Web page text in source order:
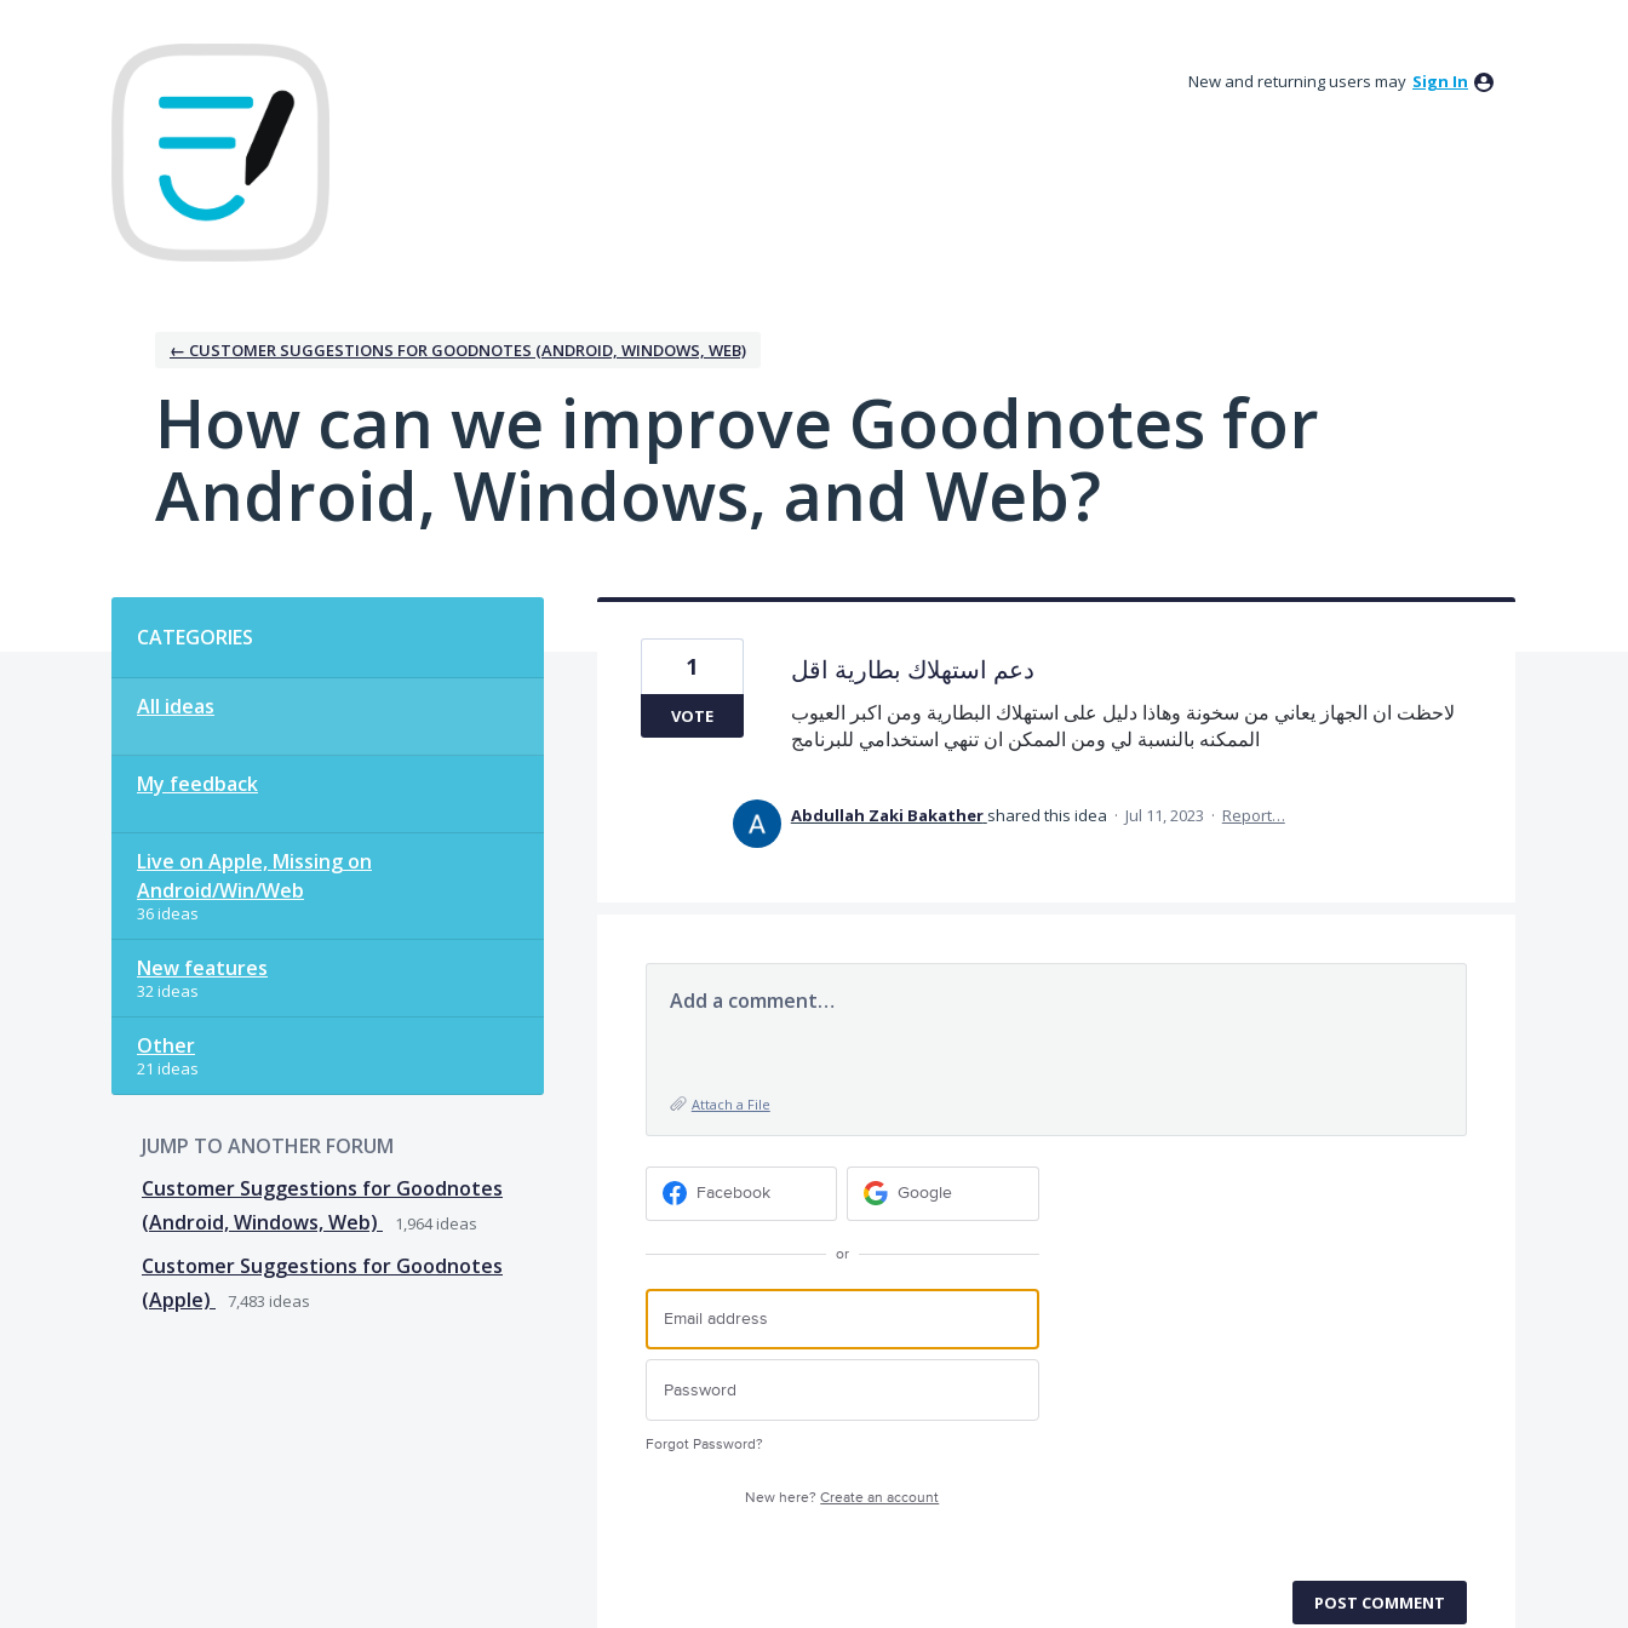
New and returning users may Sign In
← CUSTOMER SUGGESTIONS FOR GOODNOTES (ANDROID, WINDOWS, WEB)
How can we improve Goodnotes for
Android, Windows, and Web?
CATEGORIES
All ideas
My feedback
Live on Apple, Missing on
Android/Win/Web
36 ideas
New features
32 ideas
Other
21 ideas
JUMP TO ANOTHER FORUM
Customer Suggestions for Goodnotes
(Android, Windows, Web)
1,964ideas
Customer Suggestions for Goodnotes
(Apple)
7,483 ideas
دعم استهلاك بطارية اقل
لاحظت ان الجهاز يعاني من سخونة وهاذا دليل على استهلاك البطارية ومن اكبر العيوب
الممكنه بالنسبة لي ومن الممكن ان تنهي استخدامي للبرنامج
1
VOTE
Abdullah Zaki Bakather shared this idea · Jul 11, 2023 · Report…
Add a comment…
Attach a File
Facebook Google
or
Forgot Password?
New here?Create an account
POST COMMENT